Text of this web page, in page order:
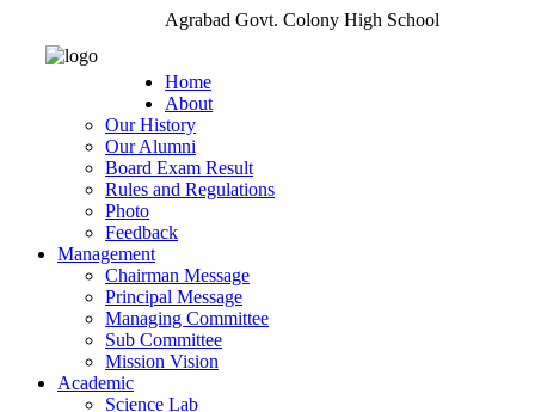
Agrabad Govt. Colony High School
Home
About
Our History
Our Alumni
Board Exam Result
Rules and Regulations
Photo
Feedback
Management
Chairman Message
Principal Message
Managing Committee
Sub Committee
Mission Vision
Academic
Science Lab